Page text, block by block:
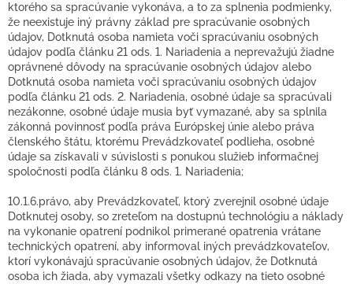
ktorého sa spracúvanie vykonáva, a to za splnenia podmienky,
že neexistuje iný právny základ pre spracúvanie osobných
údajov, Dotknutá osoba namieta voči spracúvaniu osobných
údajov podľa článku 21 ods. 1. Nariadenia a neprevažujú žiadne
oprávnené dôvody na spracúvanie osobných údajov alebo
Dotknutá osoba namieta voči spracúvaniu osobných údajov
podľa článku 21 ods. 2. Nariadenia, osobné údaje sa spracúvali
nezákonne, osobné údaje musia byť vymazané, aby sa splnila
zákonná povinnosť podľa práva Európskej únie alebo práva
členského štátu, ktorému Prevádzkovateľ podlieha, osobné
údaje sa získavali v súvislosti s ponukou služieb informačnej
spoločnosti podľa článku 8 ods. 1. Nariadenia;
10.1.6.právo, aby Prevádzkovateľ, ktorý zverejnil osobné údaje
Dotknutej osoby, so zreteľom na dostupnú technológiu a náklady
na vykonanie opatrení podnikol primerané opatrenia vrátane
technických opatrení, aby informoval iných prevádzkovateľov,
ktorí vykonávajú spracúvanie osobných údajov, že Dotknutá
osoba ich žiada, aby vymazali všetky odkazy na tieto osobné